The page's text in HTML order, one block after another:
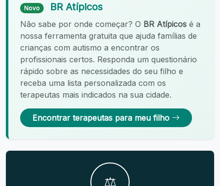
Novo BR Atípicos
Não sabe por onde começar? O BR Atípicos é a
nossa ferramenta gratuita que ajuda famílias de
crianças com autismo a encontrar os
profissionais certos. Responda um questionário
rápido sobre as necessidades do seu filho e
receba uma lista personalizada com os
terapeutas mais indicados na sua cidade.
Encontrar terapeutas para meu filho
⚖️